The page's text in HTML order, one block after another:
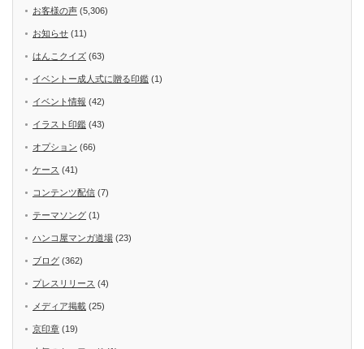
お客様の声 (5,306)
お知らせ (11)
はんこクイズ (63)
イベントー成人式に贈る印鑑 (1)
イベント情報 (42)
イラスト印鑑 (43)
オプション (66)
ケース (41)
コンテンツ配信 (7)
テーマソング (1)
ハンコ屋マンガ道場 (23)
ブログ (362)
プレスリリース (4)
メディア掲載 (25)
京印章 (19)